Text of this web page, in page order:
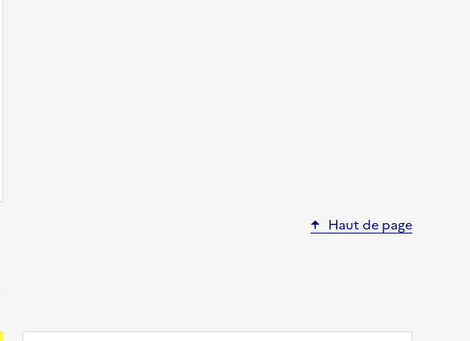
Haut de page